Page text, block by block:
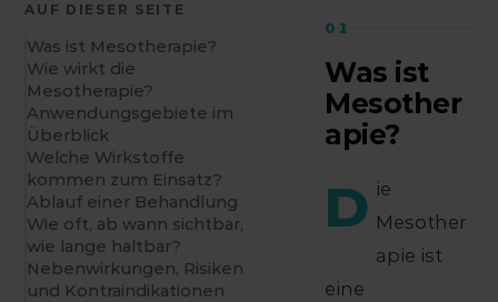
AUF DIESER SEITE
Was ist Mesotherapie?
Wie wirkt die
Mesotherapie?
Anwendungsgebiete im
Überblick
Welche Wirkstoffe
kommen zum Einsatz?
Ablauf einer Behandlung
Wie oft, ab wann sichtbar,
wie lange haltbar?
Nebenwirkungen, Risiken
und Kontraindikationen
01
Was ist
Mesother
apie?
D ie
Mesother
apie ist
eine